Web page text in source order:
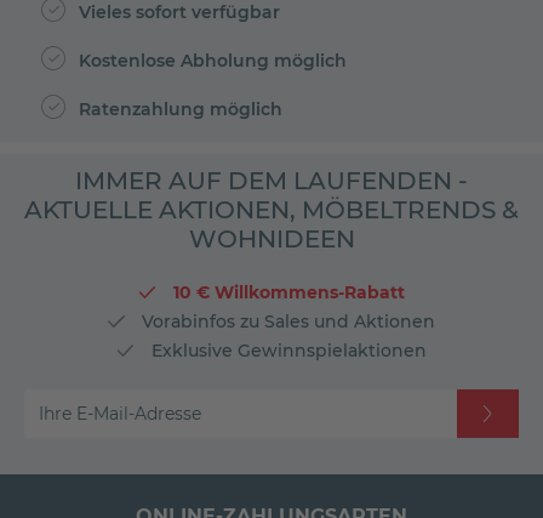
Vieles sofort verfügbar
Kostenlose Abholung möglich
Ratenzahlung möglich
IMMER AUF DEM LAUFENDEN -
AKTUELLE AKTIONEN, MÖBELTRENDS &
WOHNIDEEN
10 € Willkommens-Rabatt
Vorabinfos zu Sales und Aktionen
Exklusive Gewinnspielaktionen
Ihre E-Mail-Adresse